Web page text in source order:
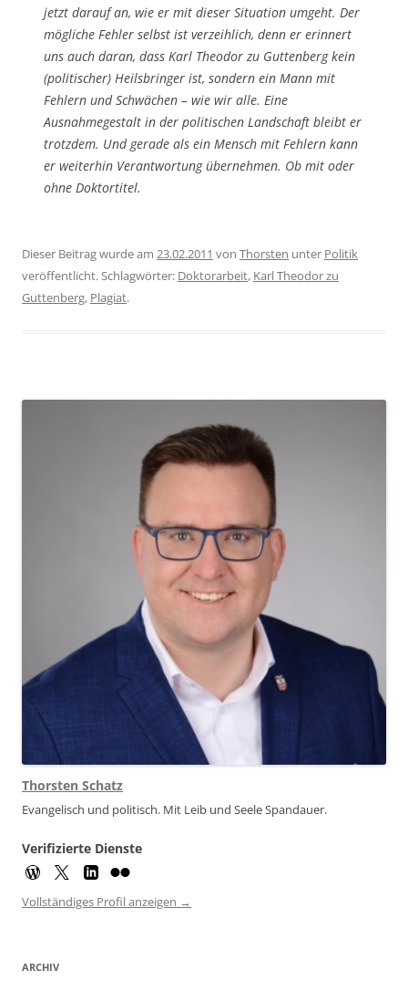
jetzt darauf an, wie er mit dieser Situation umgeht. Der
mögliche Fehler selbst ist verzeihlich, denn er erinnert
uns auch daran, dass Karl Theodor zu Guttenberg kein
(politischer) Heilsbringer ist, sondern ein Mann mit
Fehlern und Schwächen – wie wir alle. Eine
Ausnahmegestalt in der politischen Landschaft bleibt er
trotzdem. Und gerade als ein Mensch mit Fehlern kann
er weiterhin Verantwortung übernehmen. Ob mit oder
ohne Doktortitel.
Dieser Beitrag wurde am 23.02.2011 von Thorsten unter Politik
veröffentlicht. Schlagwörter: Doktorarbeit, Karl Theodor zu
Guttenberg, Plagiat.
Thorsten Schatz
Evangelisch und politisch. Mit Leib und Seele Spandauer.
Verifizierte Dienste
Vollständiges Profil anzeigen →
ARCHIV